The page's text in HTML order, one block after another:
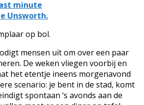
op bol.
mensen uit om over een paar
De weken vliegen voorbij en
het etentje ineens morgenavond
scenario: je bent in de stad, komt
spontaan ‘s avonds aan de